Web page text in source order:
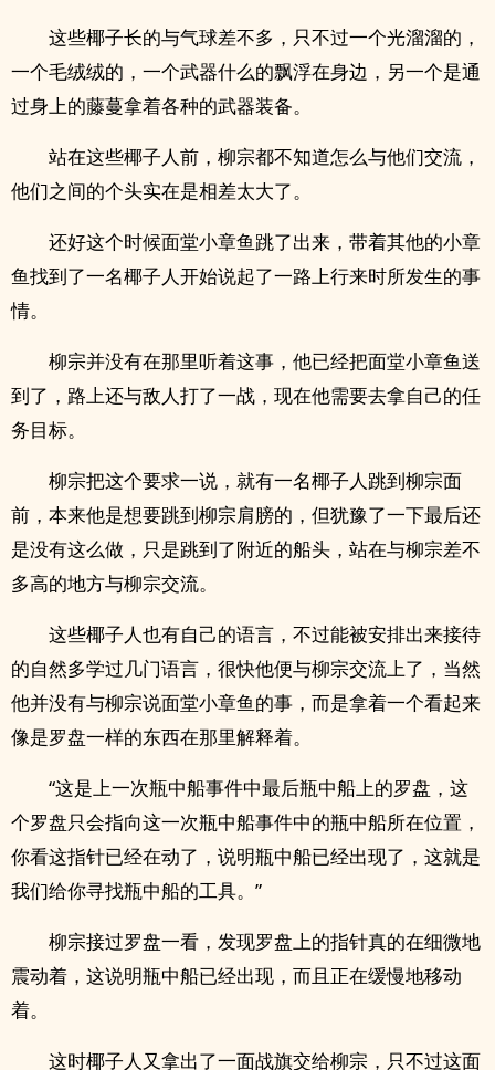
这些椰子长的与气球差不多，只不过一个光溜溜的，
一个毛绒绒的，一个武器什么的飘浮在身边，另一个是通
过身上的藤蔓拿着各种的武器装备。
站在这些椰子人前，柳宗都不知道怎么与他们交流，
他们之间的个头实在是相差太大了。
还好这个时候面堂小章鱼跳了出来，带着其他的小章
鱼找到了一名椰子人开始说起了一路上行来时所发生的事
情。
柳宗并没有在那里听着这事，他已经把面堂小章鱼送
到了，路上还与敌人打了一战，现在他需要去拿自己的任
务目标。
柳宗把这个要求一说，就有一名椰子人跳到柳宗面
前，本来他是想要跳到柳宗肩膀的，但犹豫了一下最后还
是没有这么做，只是跳到了附近的船头，站在与柳宗差不
多高的地方与柳宗交流。
这些椰子人也有自己的语言，不过能被安排出来接待
的自然多学过几门语言，很快他便与柳宗交流上了，当然
他并没有与柳宗说面堂小章鱼的事，而是拿着一个看起来
像是罗盘一样的东西在那里解释着。
“这是上一次瓶中船事件中最后瓶中船上的罗盘，这
个罗盘只会指向这一次瓶中船事件中的瓶中船所在位置，
你看这指针已经在动了，说明瓶中船已经出现了，这就是
我们给你寻找瓶中船的工具。”
柳宗接过罗盘一看，发现罗盘上的指针真的在细微地
震动着，这说明瓶中船已经出现，而且正在缓慢地移动
着。
这时椰子人又拿出了一面战旗交给柳宗，只不过这面